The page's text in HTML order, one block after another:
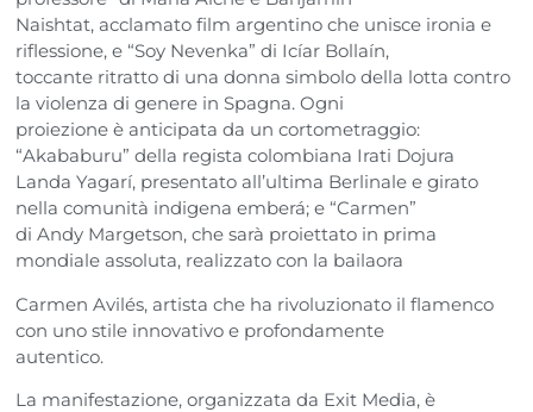
Naishtat, acclamato film argentino che unisce ironia e
riflessione, e “Soy Nevenka” di Icíar Bollaín,
toccante ritratto di una donna simbolo della lotta contro
la violenza di genere in Spagna. Ogni
proiezione è anticipata da un cortometraggio:
“Akababuru” della regista colombiana Irati Dojura
Landa Yagarí, presentato all’ultima Berlinale e girato
nella comunità indigena emberá; e “Carmen”
di Andy Margetson, che sarà proiettato in prima
mondiale assoluta, realizzato con la bailaora
Carmen Avilés, artista che ha rivoluzionato il flamenco
con uno stile innovativo e profondamente
autentico.
La manifestazione, organizzata da Exit Media, è